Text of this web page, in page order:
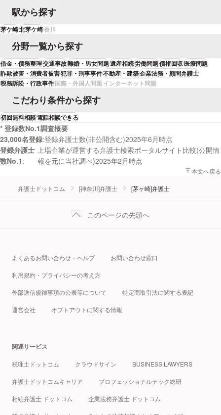
駅から探す
茅ケ崎北茅ケ崎香川
分野一覧から探す
借金・債務整理交通事故離婚・男女問題遺産相続労働問題債権回収医療問題
詐欺被害・消費者被害犯罪・刑事事件不動産・建築企業法務・顧問弁護士
税務訴訟・行政事件国際・外国人問題 インターネット問題
こだわり条件から探す
初回無料相談電話相談できる
* 登録数No.1調査概要
23,000名登録 登録弁護士数(非公開含む)2025年6月時点
登録弁護士
数No.1
上場企業が運営する弁護士検索ポータルサイト比較(公開情
報を元に当社調べ)2025年2月時点
本文へ戻る
弁護士ドットコム [神奈川]弁護士 [茅ヶ崎]弁護士
このページの先頭へ
よくあるお問い合わせ・ヘルプ お問い合わせ窓口
利用規約・プライバシーの考え方
外部送信規律事項の公表等について 特定商取引法に関する表記
運営会社 オプトアウトに関する情報
関連サービス
税理士ドットコム クラウドサイン BUSINESS LAWYERS
弁護士ドットコムキャリア プロフェッショナルテック総研
相続弁護士 ドットコム 企業法務弁護士 ドットコム